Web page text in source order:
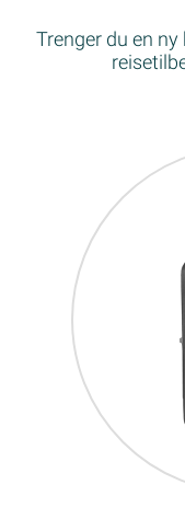
Trenger du en